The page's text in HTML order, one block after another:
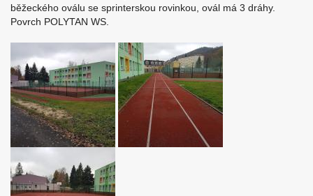
běžeckého oválu se sprinterskou rovinkou, ovál má 3 dráhy.
Povrch POLYTAN WS.